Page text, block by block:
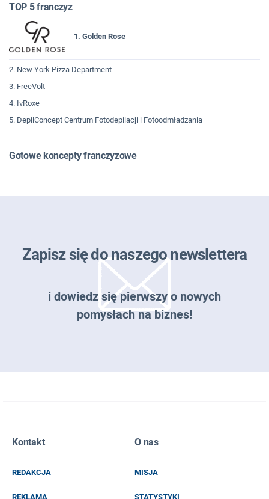
TOP 5 franczyz
1. Golden Rose
2. New York Pizza Department
3. FreeVolt
4. IvRoxe
5. DepilConcept Centrum Fotodepilacji i Fotoodmładzania
Gotowe koncepty franczyzowe
Zapisz się do naszego newslettera
i dowiedz się pierwszy o nowych
pomysłach na biznes!
EMAIL
Kontakt
REDAKCJA
REKLAMA
O nas
MISJA
STATYSTYKI